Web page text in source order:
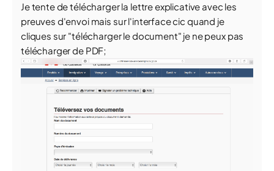
Je tente de télécharger la lettre explicative avec les
preuves d'envoi mais sur l'interface cic quand je
cliques sur "télécharger le document" je ne peux pas
télécharger de PDF;